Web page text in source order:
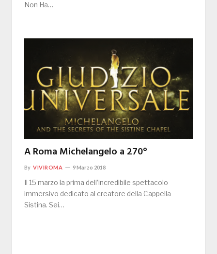
Non Ha…
A Roma Michelangelo a 270°
By VIVIROMA 9 Marzo 2018
Il 15 marzo la prima dell’incredibile spettacolo
immersivo dedicato al creatore della Cappella
Sistina. Sei…